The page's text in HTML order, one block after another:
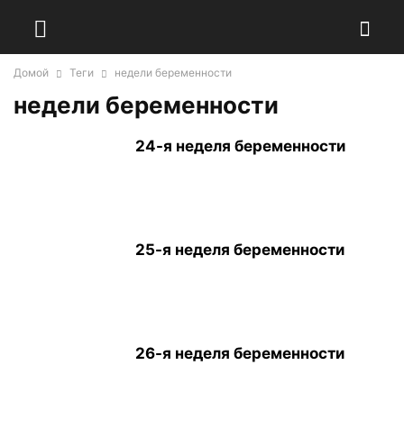
Домой Теги недели беременности
недели беременности
24-я неделя беременности
25-я неделя беременности
26-я неделя беременности